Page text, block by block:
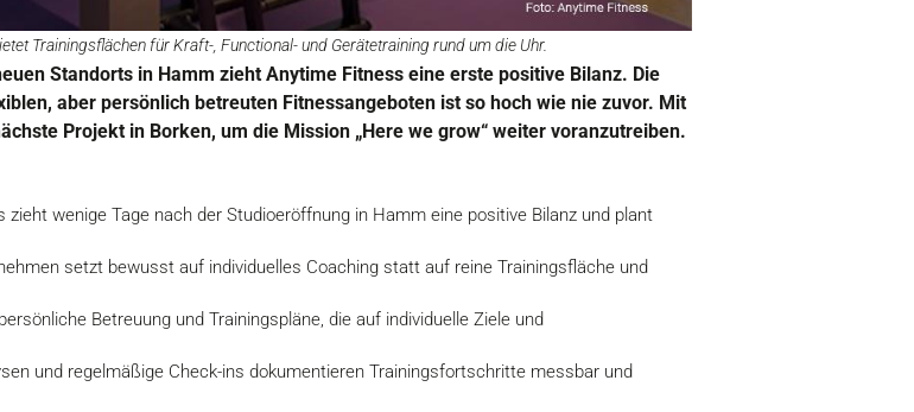
Trainingsflächen für Kraft-, Functional- und Gerätetraining rund um die Uhr.
Standorts in Hamm zieht Anytime Fitness eine erste positive Bilanz. Die
aber persönlich betreuten Fitnessangeboten ist so hoch wie nie zuvor. Mit
Projekt in Borken, um die Mission „Here we grow“ weiter voranzutreiben.
zieht wenige Tage nach der Studioeröffnung in Hamm eine positive Bilanz und plant
setzt bewusst auf individuelles Coaching statt auf reine Trainingsfläche und
Betreuung und Trainingspläne, die auf individuelle Ziele und
und regelmäßige Check-ins dokumentieren Trainingsfortschritte messbar und